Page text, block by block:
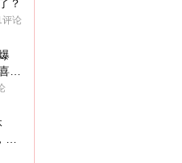
？
评论
欢